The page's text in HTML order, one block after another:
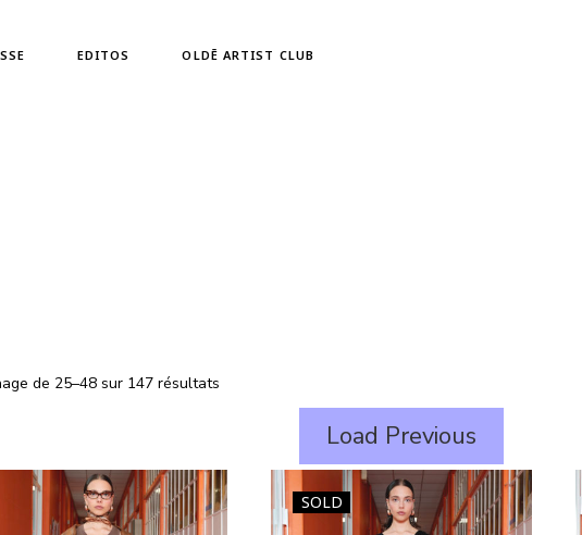
EDITOS OLDĒ ARTIST CLUB
de 25–48 sur 147 résultats
Load Previous
SOLD